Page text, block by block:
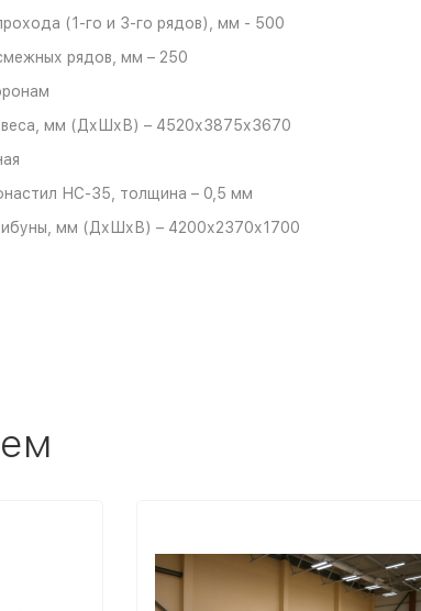
(1-го и 3-го рядов), мм - 500
рядов, мм – 250
мм (ДхШхВ) – 4520х3875х3670
НС-35, толщина – 0,5 мм
мм (ДхШхВ) – 4200х2370х1700